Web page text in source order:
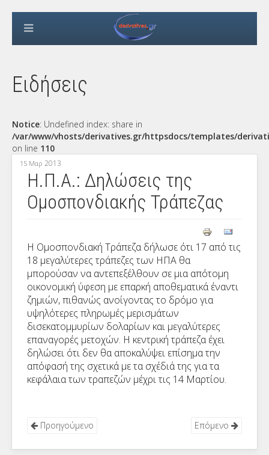
Ειδήσεις
Notice: Undefined index: share in
/var/www/vhosts/derivatives.gr/httpsdocs/templates/
on line 110
15 Μαρ 2013
Η.Π.Α.: Δηλώσεις της
Ομοσπονδιακής Τράπεζας
Η Ομοσπονδιακή Τράπεζα δήλωσε ότι 17 από τις
18 μεγαλύτερες τράπεζες των ΗΠΑ θα
μπορούσαν να αντεπεξέλθουν σε μια απότομη
οικονομική ύφεση με επαρκή αποθεματικά έναντι
ζημιών, πιθανώς ανοίγοντας το δρόμο για
υψηλότερες πληρωμές μερισμάτων
δισεκατομμυρίων δολαρίων και μεγαλύτερες
επαναγορές μετοχών. Η κεντρική τράπεζα έχει
δηλώσει ότι δεν θα αποκαλύψει επίσημα την
απόφασή της σχετικά με τα σχέδιά της για τα
κεφάλαια των τραπεζών μέχρι τις 14 Μαρτίου.
Προηγούμενο Επόμενο